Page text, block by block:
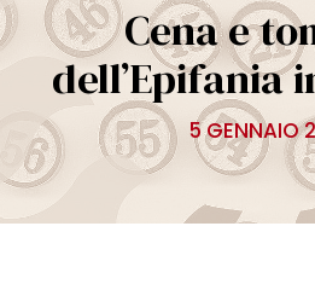
Cena e
dell’Epifania
5 GENNAIO